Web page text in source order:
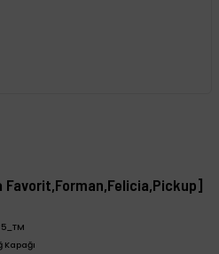
Favorit,Forman,Felicia,Pickup]
Kapağı